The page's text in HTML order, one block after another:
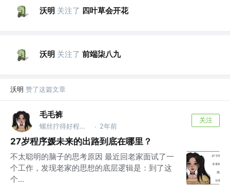
沃明 关注了 四叶草会开花
沃明 关注了 前端柒八九
沃明 赞了这篇文章
毛毛裤
螺丝拧得好程序员 · 2年前
关注
27岁程序媛未来的出路到底在哪里？
不太聪明的脑子的思考原因 最近回老家面试了一
个工作，发现老家的思想的底层逻辑是：到了这
个...